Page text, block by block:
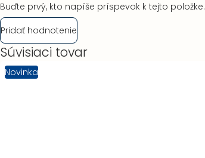
Buďte prvý, kto napíše príspevok k tejto položke.
Pridať hodnotenie
Súvisiaci tovar
Novinka